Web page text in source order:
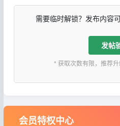
需要临时解锁？发布内容
发帖
* 获取次数有限，推荐
会员特权中心